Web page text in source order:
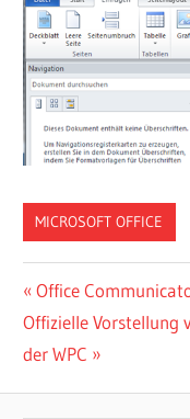
MICROSOFT OFFICE
Vorheriger
Beitrag:
Office
Nächster
Beitrag:
Offizielle Vorstellung
der WPC